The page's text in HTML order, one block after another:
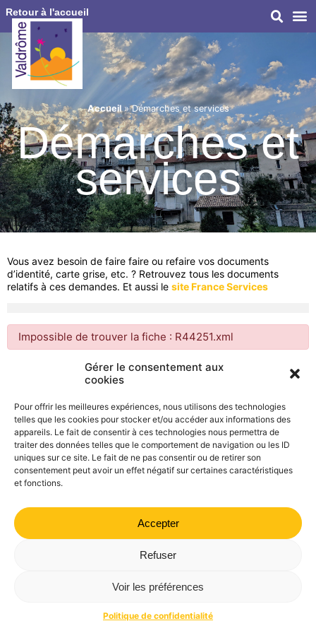
Gérer le consentement aux
cookies
Pour offrir les meilleures expériences, nous utilisons des technologies
telles que les cookies pour stocker et/ou accéder aux informations des
appareils. Le fait de consentir à ces technologies nous permettra de
traiter des données telles que le comportement de navigation ou les ID
uniques sur ce site. Le fait de ne pas consentir ou de retirer son
consentement peut avoir un effet négatif sur certaines caractéristiques
et fonctions.
Accepter
Refuser
Voir les préférences
Politique de confidentialité
Retour à l'accueil
Accueil»Démarches et services
Démarches et
services
Vous avez besoin de faire faire ou refaire vos documents
d’identité, carte grise, etc. ? Retrouvez tous les documents
relatifs à ces demandes. Et aussi le site France Services
Impossible de trouver la fiche : R44251.xml
Mairie de Valdrôme | 14 rue Haute, 26310 Valdrôme | 04 75
Politique de confidentialité
Mentions légales Plan du site